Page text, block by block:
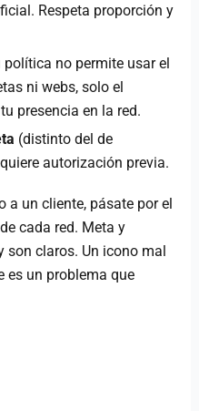
Respeta proporción y
política no permite usar el
ni webs, solo el
presencia en la red.
(distinto del de
autorización previa.
a un cliente, pásate por el
cada red. Meta y
claros. Un icono mal
es un problema que